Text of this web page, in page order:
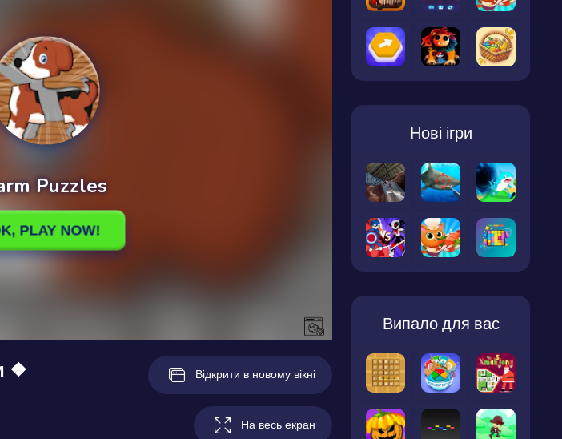
❖
Відкрити в новому вікні
На весь екран
Нові ігри
Випало для вас